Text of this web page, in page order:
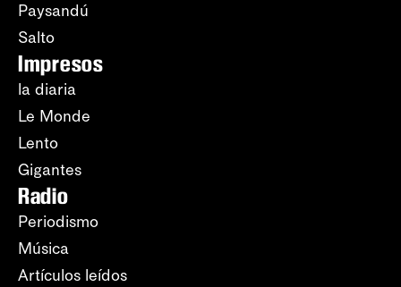
Paysandú
Salto
Impresos
la diaria
Le Monde
Lento
Gigantes
Radio
Periodismo
Música
Artículos leídos